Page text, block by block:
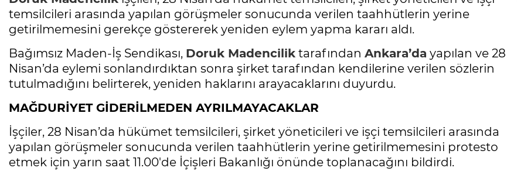
temsilcileri arasında yapılan görüşmeler sonucunda verilen taahhütlerin yerine
getirilmemesini gerekçe göstererek yeniden eylem yapma kararı aldı.
Bağımsız Maden-İş Sendikası, Doruk Madencilik tarafından Ankara’da yapılan ve 28
Nisan’da eylemi sonlandırdıktan sonra şirket tarafından kendilerine verilen sözlerin
tutulmadığını belirterek, yeniden haklarını arayacaklarını duyurdu.
MAĞDURİYET GİDERİLMEDEN AYRILMAYACAKLAR
İşçiler, 28 Nisan’da hükümet temsilcileri, şirket yöneticileri ve işçi temsilcileri arasında
yapılan görüşmeler sonucunda verilen taahhütlerin yerine getirilmemesini protesto
etmek için yarın saat 11.00'de İçişleri Bakanlığı önünde toplanacağını bildirdi.